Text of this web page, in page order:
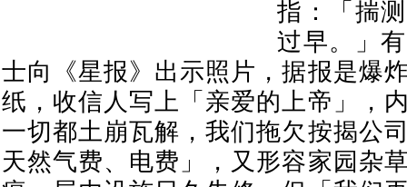
指：「揣
过早。」
士向《星报》出示照片，据报是爆
纸，收信人写上「亲爱的上帝」，
一切都土崩瓦解，我们拖欠按揭公
天然气费、电费」，又形容家园杂